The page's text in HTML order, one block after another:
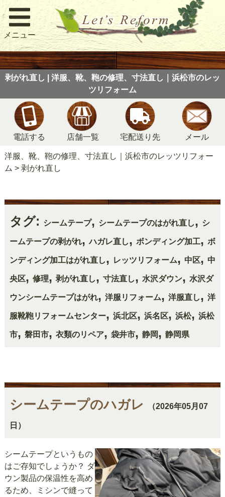
メニュー
剥がれ直し | 洋服、靴、鞄の修理、寸法直し｜浜松市のレッ
ツリフォーム
電話する 店舗一覧 宅配送り先 メール
洋服、靴、鞄の修理、寸法直し｜浜松市のレッツリフォー
ム > 剥がれ直し
タグ: シームテープ, シームテープのはがれ直し, シ
ームテープの剥がれ,ハガレ直し, ボンディング加工, ボ
ンディング加工はがれ直し, レッツリフォーム, 中区, 中
央区, 修理, 剥がれ直し, 寸法直し, 水沢ダウン, 水沢ダ
ウンシームテープはがれ, 洋服リフォーム, 洋服直し, 洋
服靴鞄リフォームセンター, 浜北区, 浜名区, 浜松, 浜松
市, 磐田市, 衣類のリペア, 袋井市, 静岡, 静岡県
シームテープのハガレ （2026年05月07
日）
シームテープというもの
はご存知でしょうか？ ダ
ウン製品の保温性を高め
るため、ミシンで縫って